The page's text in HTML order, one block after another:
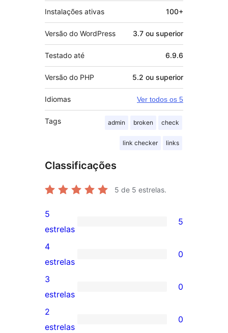
Instalações ativas 100+
Versão do WordPress 3.7 ou superior
Testado até 6.9.6
Versão do PHP 5.2 ou superior
Idiomas Ver todos os 5
Tags admin broken check
link checker links
Classificações
5 de 5 estrelas.
5
avaliações
com
5
estrelas
5
estrelas
5
0
avaliação
com
4
estrela
4
estrelas
0
0
avaliação
com
3
estrelas
0
0
2
estrelas
0